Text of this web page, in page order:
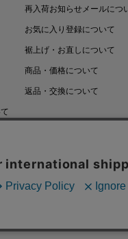
再入荷お知らせメールにつ
お気に入り登録について
裾上げ・お直しについて
商品・価格について
返品・交換について